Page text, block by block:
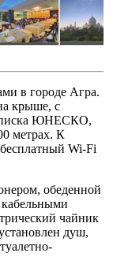
в городе Агра.
крыше, с
ЮНЕСКО,
метрах. К
Wi-Fi
обеденной
чайник
душ,